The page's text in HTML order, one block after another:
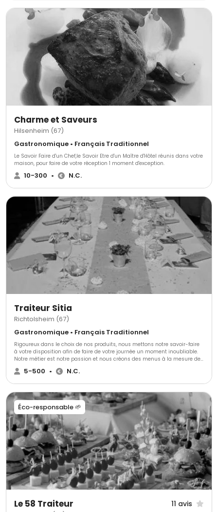
Charme et Saveurs
Hilsenheim (67)
Gastronomique • Français Traditionnel
Le Savoir Faire d'un Chef,le Savoir Etre d'un Maître d'Hôtel réunis dans votre
maison, pour faire de votre réception 1 moment d'exception.
10-300 • N.C.
Traiteur Sitia
Richtolsheim (67)
Gastronomique • Français Traditionnel
Rigoureux dans le choix de nos produits, nous mettons notre savoir-faire
à votre disposition afin de faire de votre journée un moment inoubliable.
Notre métier est notre passion et nous créons des menus à la mesure de
vos envies.
5-500 • N.C.
Éco-responsable 🌱
Le 58 Traiteur 11 avis